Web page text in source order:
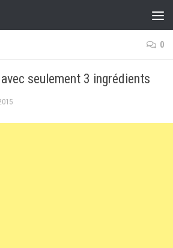
0
seulement 3 ingrédients